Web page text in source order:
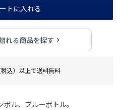
トに入れる
れる商品を探す
込）以上で送料無料
ル、ブルーボトル。